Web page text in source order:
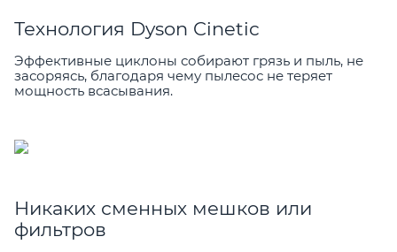
Технология Dyson Cinetic
Эффективные циклоны собирают грязь и пыль, не
засоряясь, благодаря чему пылесос не теряет
мощность всасывания.
Никаких сменных мешков или
фильтров